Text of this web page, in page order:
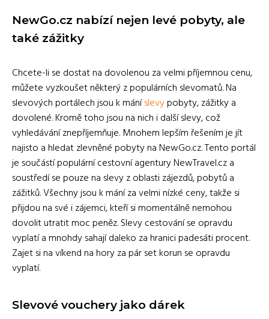
NewGo.cz nabízí nejen levé pobyty, ale
také zážitky
Chcete-li se dostat na dovolenou za velmi příjemnou cenu,
můžete vyzkoušet některý z populárních slevomatů. Na
slevových portálech jsou k máníslevypobyty, zážitky a
dovolené. Kromě toho jsou na nich i další slevy, což
vyhledávání znepříjemňuje. Mnohem lepším řešením je jít
najisto a hledat zlevněné pobyty na NewGo.cz. Tento portál
je součástí populární cestovní agentury NewTravel.cz a
soustředí se pouze na slevy z oblasti zájezdů, pobytů a
zážitků. Všechny jsou k mání za velmi nízké ceny, takže si
přijdou na své i zájemci, kteří si momentálně nemohou
dovolit utratit moc peněz. Slevy cestování se opravdu
vyplatí a mnohdy sahají daleko za hranici padesáti procent.
Zajet si na víkend na hory za pár set korun se opravdu
vyplatí.
Slevové vouchery jako dárek